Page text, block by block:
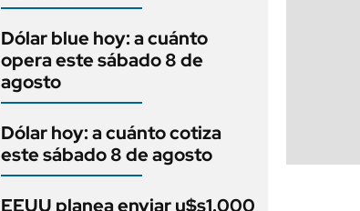
Dólar blue hoy: a cuánto
opera este sábado 8 de
agosto
Dólar hoy: a cuánto cotiza
este sábado 8 de agosto
EEUU planea enviar u$s1.000